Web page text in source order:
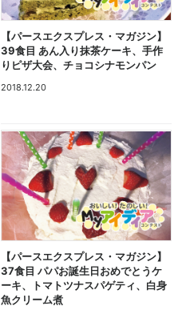
【パースエクスプレス・マガジン】
39食目 あん入り抹茶ケーキ、手作
りピザ大会、チョコシナモンパン
2018.12.20
【パースエクスプレス・マガジン】
37食目 パパお誕生日おめでとうケ
ーキ、トマトツナスパゲティ、白身
魚クリーム煮